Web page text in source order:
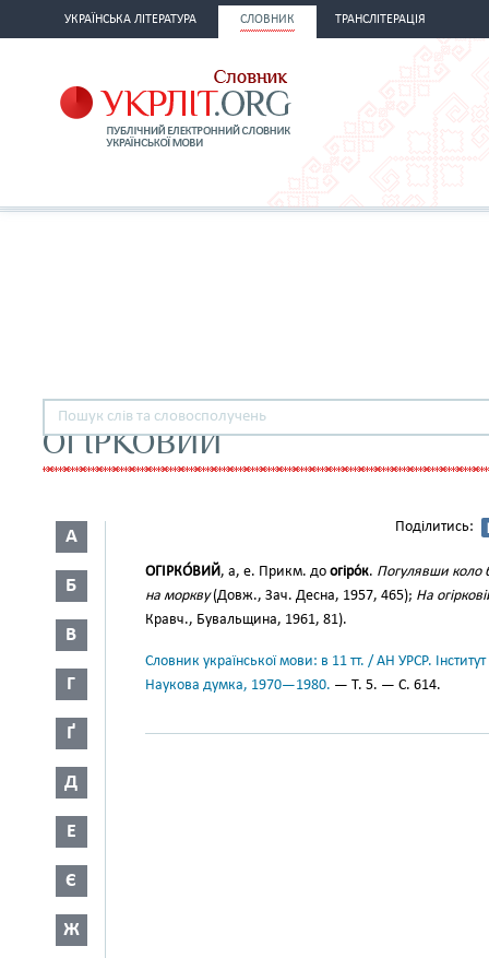
УКРАЇНСЬКА ЛІТЕРАТУРА СЛОВНИК ТРАНСЛІТЕРАЦІЯ
ОГІРКОВИЙ
А
Б
В
Г
Ґ
Д
Е
Є
Ж
Поділитись:
ОГІРКО́ВИЙ, а, е. Прикм. до огіро́к. Погулявши коло
на моркву(Довж., Зач. Десна, 1957, 465); На
Кравч., Бувальщина, 1961, 81).
Словник української мови: в 11 тт. / АН УРСР.
Наукова думка, 1970—1980. — Т. 5. — С. 614.